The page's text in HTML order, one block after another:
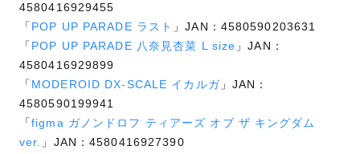
4580416929455
「 POP UP PARADE ラスト 」JAN：4580590203631
「 POP UP PARADE 八奈見杏菜 L size 」JAN：
4580416929899
「 MODEROID DX-SCALE イカルガ」JAN：
4580590199941
「figma ガノンドロフ ティアーズ オブ ザ キングダム
ver.
」JAN：4580416927390